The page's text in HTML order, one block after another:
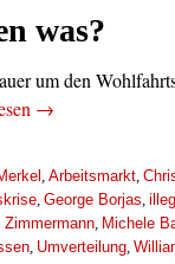
was?
um den
→
, Arbeitsmarkt,
, George Borjas,
Zimmermann, Michele
, Umverteilung,